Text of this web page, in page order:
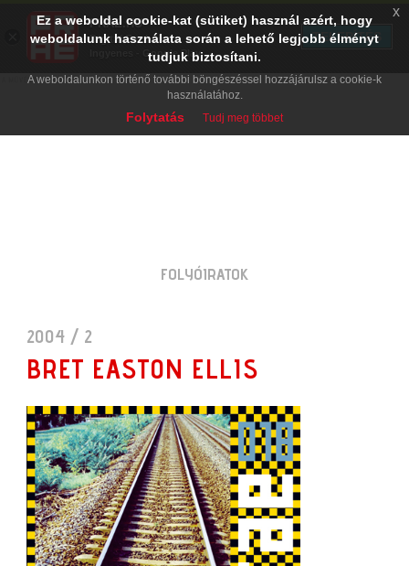
FOLYÓIRATOK
2004 / 2
BRET EASTON ELLIS
Ez a weboldal cookie-kat (sütiket) használ azért, hogy
weboldalunk használata során a lehető legjobb élményt
tudjuk biztosítani.
A weboldalunkon történő további böngészéssel hozzájárulsz a cookie-k
használatához.
Folytatás Tudj meg többet
x
PRAE.HU
Digital Evolution
Ingyenes - Google Play
TELEPÍTÉS